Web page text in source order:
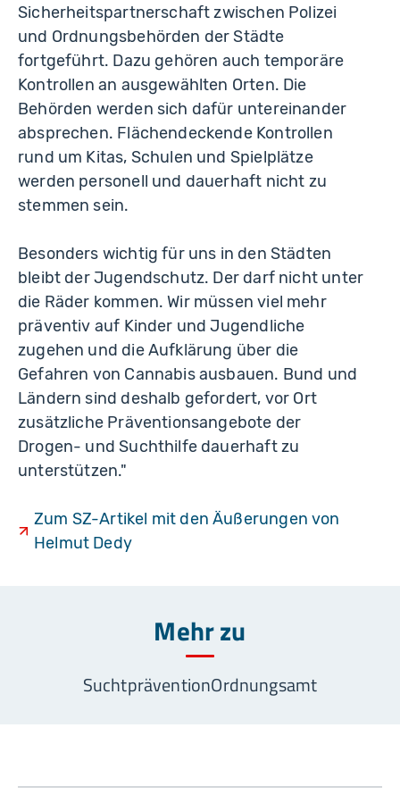
Sicherheitspartnerschaft zwischen Polizei
und Ordnungsbehörden der Städte
fortgeführt. Dazu gehören auch temporäre
Kontrollen an ausgewählten Orten. Die
Behörden werden sich dafür untereinander
absprechen. Flächendeckende Kontrollen
rund um Kitas, Schulen und Spielplätze
werden personell und dauerhaft nicht zu
stemmen sein.
Besonders wichtig für uns in den Städten
bleibt der Jugendschutz. Der darf nicht unter
die Räder kommen. Wir müssen viel mehr
präventiv auf Kinder und Jugendliche
zugehen und die Aufklärung über die
Gefahren von Cannabis ausbauen. Bund und
Ländern sind deshalb gefordert, vor Ort
zusätzliche Präventionsangebote der
Drogen- und Suchthilfe dauerhaft zu
unterstützen."
Zum SZ-Artikel mit den Äußerungen von
Helmut Dedy
Mehr zu
SuchtpräventionOrdnungsamt